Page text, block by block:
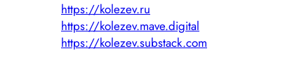
https://kolezev.ru
https://kolezev.mave.digital
https://kolezev.substack.com